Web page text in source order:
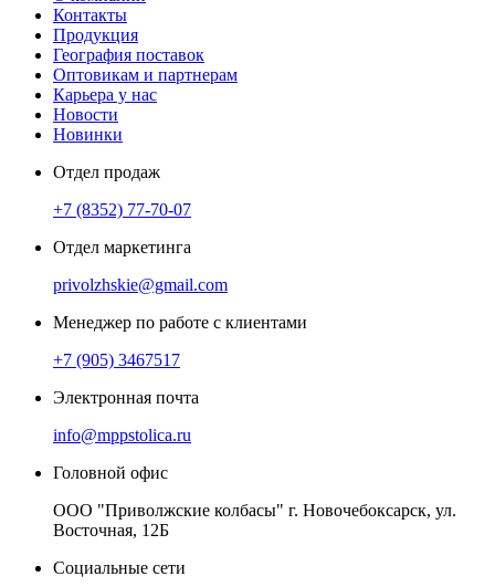
Контакты
Продукция
География поставок
Оптовикам и партнерам
Карьера у нас
Новости
Новинки
Отдел продаж
+7 (8352) 77-70-07
Отдел маркетинга
privolzhskie@gmail.com
Менеджер по работе с клиентами
+7 (905) 3467517
Электронная почта
info@mppstolica.ru
Головной офис
ООО "Приволжские колбасы" г. Новочебоксарск, ул.
Восточная, 12Б
Социальные сети